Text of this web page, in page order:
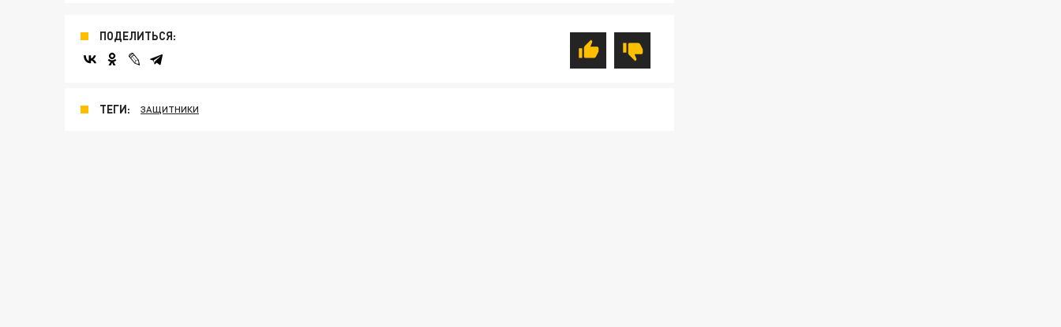
ПОДЕЛИТЬСЯ:
ТЕГИ: ЗАЩИТНИКИ